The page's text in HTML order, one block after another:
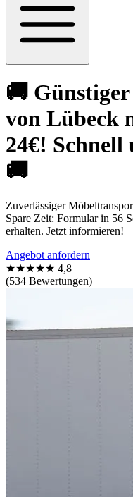
🚚
von Lübeck
24€! Schnell
🚚
Zuverlässiger
Spare Zeit: Formular in 56
erhalten. Jetzt informieren!
Angebot anfordern
★★★★★ 4,8
(534 Bewertungen)